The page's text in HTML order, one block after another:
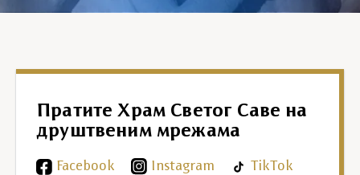
Пратите Храм Светог Саве на
друштвеним мрежама
Facebook Instagram TikTok